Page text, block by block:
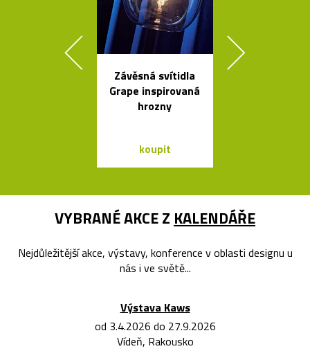
Závěsná svítidla
Grape inspirovaná
hrozny
koupit
VYBRANÉ AKCE Z KALENDÁŘE
Nejdůležitější akce, výstavy, konference v oblasti designu u
nás i ve světě...
Výstava Kaws
od 3.4.2026 do 27.9.2026
Vídeň, Rakousko